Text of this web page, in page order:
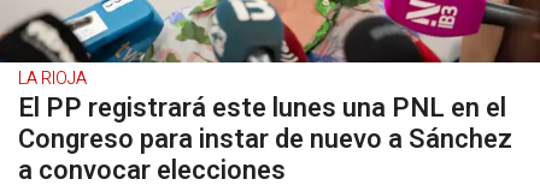
LA RIOJA
El PP registrará este lunes una PNL en el
Congreso para instar de nuevo a Sánchez
a convocar elecciones